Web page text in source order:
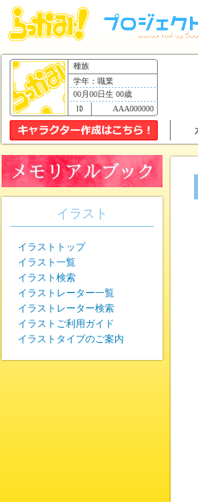
種族
学年：職業
00月00日生 00歳
AAA000000
イラスト
イラストトップ
イラスト一覧
イラスト検索
イラストレーター一覧
イラストレーター検索
イラストご利用ガイド
イラストタイプのご案内